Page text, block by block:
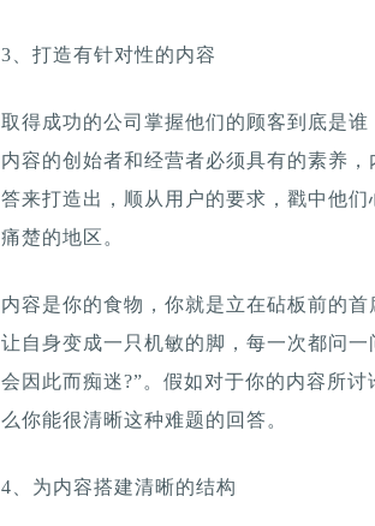
3、打造有针对性的内容
取得成功的公司掌握他们的顾客到底是
内容的创始者和经营者必须具有的素养
答来打造出，顺从用户的要求，戳中他
痛楚的地区。
内容是你的食物，你就是立在砧板前的
让自身变成一只机敏的脚，每一次都问
会因此而痴迷?”。假如对于你的内容所
么你能很清晰这种难题的回答。
4、为内容搭建清晰的结构